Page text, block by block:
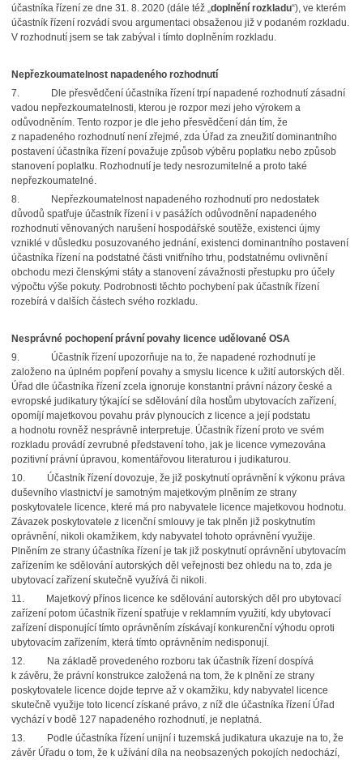
účastníka řízení ze dne 31. 8. 2020 (dále též „doplnění rozkladu“), ve kterém
účastník řízení rozvádí svou argumentaci obsaženou již v podaném rozkladu.
V rozhodnutí jsem se tak zabýval i tímto doplněním rozkladu.
Nepřezkoumatelnost napadeného rozhodnutí
7.
Dle přesvědčení účastníka řízení trpí napadené rozhodnutí zásadní
vadou nepřezkoumatelnosti, kterou je rozpor mezi jeho výrokem a
odůvodněním. Tento rozpor je dle jeho přesvědčení dán tím, že
z napadeného rozhodnutí není zřejmé, zda Úřad za zneužití dominantního
postavení účastníka řízení považuje způsob výběru poplatku nebo způsob
stanovení poplatku. Rozhodnutí je tedy nesrozumitelné a proto také
nepřezkoumatelné.
8.
Nepřezkoumatelnost napadeného rozhodnutí pro nedostatek
důvodů spatřuje účastník řízení i v pasážích odůvodnění napadeného
rozhodnutí věnovaných narušení hospodářské soutěže, existenci újmy
vzniklé v důsledku posuzovaného jednání, existenci dominantního postavení
účastníka řízení na podstatné části vnitřního trhu, podstatnému ovlivnění
obchodu mezi členskými státy a stanovení závažnosti přestupku pro účely
výpočtu výše pokuty. Podrobnosti těchto pochybení pak účastník řízení
rozebírá v dalších částech svého rozkladu.
Nesprávné pochopení právní povahy licence udělované OSA
9.
Účastník řízení upozorňuje na to, že napadené rozhodnutí je
založeno na úplném popření povahy a smyslu licence k užití autorských děl.
Úřad dle účastníka řízení zcela ignoruje konstantní právní názory české a
evropské judikatury týkající se sdělování díla hostům ubytovacích zařízení,
opomíjí majetkovou povahu práv plynoucích z licence a její podstatu
a hodnotu rovněž nesprávně interpretuje. Účastník řízení proto ve svém
rozkladu provádí zevrubné představení toho, jak je licence vymezována
pozitivní právní úpravou, komentářovou literaturou i judikaturou.
10.
Účastník řízení dovozuje, že již poskytnutí oprávnění k výkonu práva
duševního vlastnictví je samotným majetkovým plněním ze strany
poskytovatele licence, které má pro nabyvatele licence majetkovou hodnotu.
Závazek poskytovatele z licenční smlouvy je tak plněn již poskytnutím
oprávnění, nikoli okamžikem, kdy nabyvatel tohoto oprávnění využije.
Plněním ze strany účastníka řízení je tak již poskytnutí oprávnění ubytovacím
zařízením ke sdělování autorských děl veřejnosti bez ohledu na to, zda je
ubytovací zařízení skutečně využívá či nikoli.
11.
Majetkový přínos licence ke sdělování autorských děl pro ubytovací
zařízení potom účastník řízení spatřuje v reklamním využití, kdy ubytovací
zařízení disponující tímto oprávněním získávají konkurenční výhodu oproti
ubytovacím zařízením, která tímto oprávněním nedisponují.
12.
Na základě provedeného rozboru tak účastník řízení dospívá
k závěru, že právní konstrukce založená na tom, že k plnění ze strany
poskytovatele licence dojde teprve až v okamžiku, kdy nabyvatel licence
skutečně využije toto licencí získané právo, z níž dle účastníka řízení Úřad
vychází v bodě 127 napadeného rozhodnutí, je neplatná.
13.
Podle účastníka řízení unijní i tuzemská judikatura ukazuje na to, že
závěr Úřadu o tom, že k užívání díla na neobsazených pokojích nedochází,